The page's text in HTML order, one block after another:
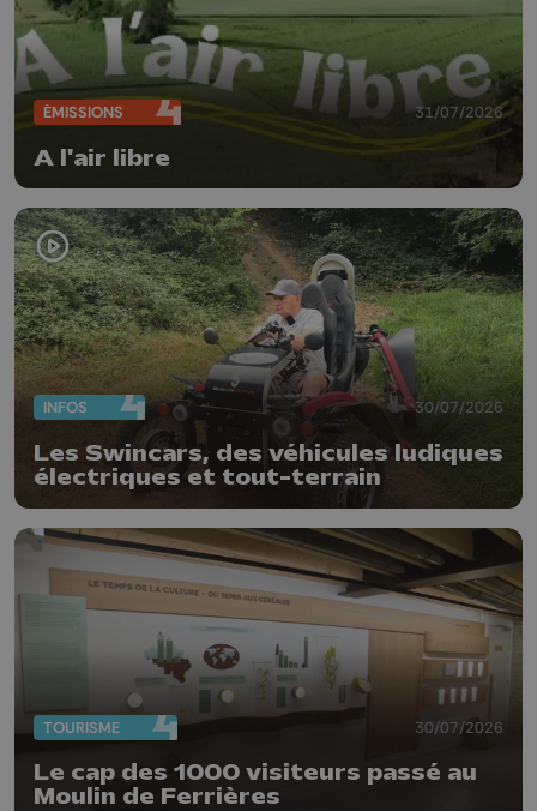
ÉMISSIONS 31/07/2026
A l'air libre
INFOS 30/07/2026
Les Swincars, des véhicules ludiques
électriques et tout-terrain
TOURISME 30/07/2026
Le cap des 1000 visiteurs passé au
Moulin de Ferrières